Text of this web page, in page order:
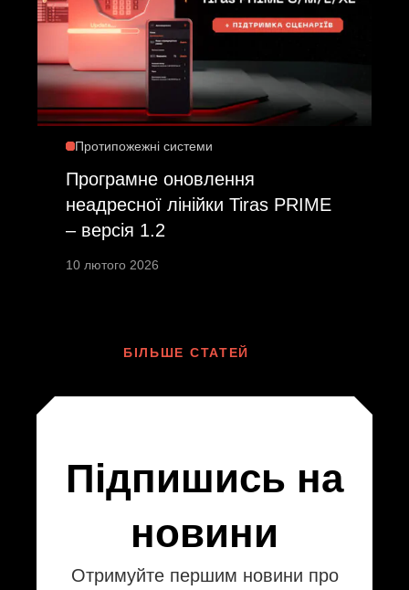
Протипожежні системи
Програмне оновлення
неадресної лінійки Tiras PRIME
– версія 1.2
10 лютого 2026
БІЛЬШЕ СТАТЕЙ
Підпишись на
новини
Отримуйте першим новини про